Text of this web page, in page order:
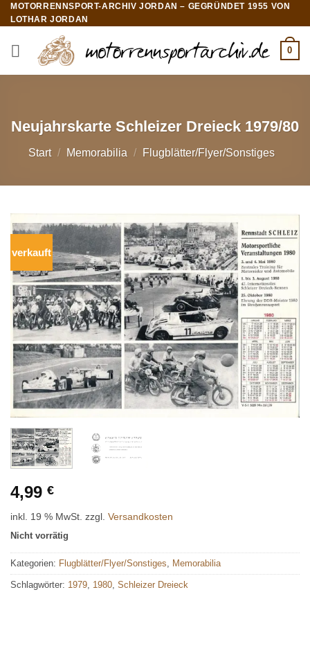
Zum
Inhalt
springen
MOTORRENNSPORT-ARCHIV JORDAN – GEGRÜNDET 1955 VON
LOTHAR JORDAN
0
Neujahrskarte Schleizer Dreieck 1979/80
Start / Memorabilia / Flugblätter/Flyer/Sonstiges
verkauft
4,99 €
inkl. 19 % MwSt. zzgl. Versandkosten
Nicht vorrätig
Kategorien: Flugblätter/Flyer/Sonstiges Memorabilia
Schlagwörter: 1979 1980 Schleizer Dreieck